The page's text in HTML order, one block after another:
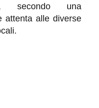
secondo una
attenta alle diverse